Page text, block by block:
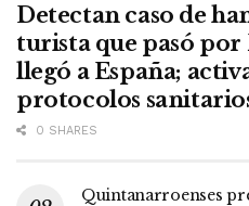
Detectan caso de
turista que pasó por
llegó a España;
protocolos
0 SHARES
Quintanarroenses